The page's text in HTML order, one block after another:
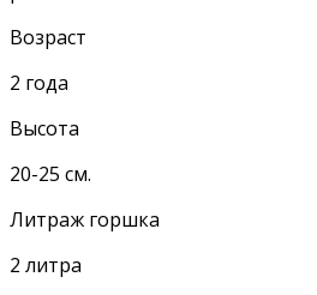
Возраст
2 года
Высота
20-25 см.
Литраж горшка
2 литра